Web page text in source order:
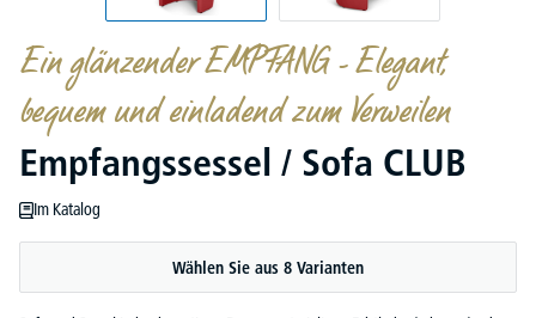
Ein glänzender EMPFANG - Elegant,
bequem und einladend zum Verweilen
Empfangssessel / Sofa CLUB
Im Katalog
Wählen Sie aus 8 Varianten